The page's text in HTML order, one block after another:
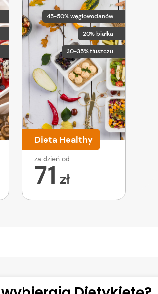
45-50% węglowodanów
20% białka
30-35% tłuszczu
Dieta Healthy
za dzień od
71 zł